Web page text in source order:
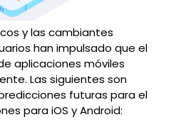
y las cambiantes
han impulsado que el
aplicaciones móviles
Las siguientes son
futuras para el
para iOS y Android: